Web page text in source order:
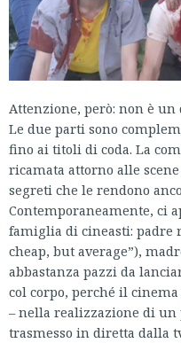
Attenzione, però: non è
Le due parti sono
fino ai titoli di coda. La
ricamata attorno alle
segreti che le rendono
Contemporaneamente, ci
famiglia di cineasti: padre
cheap, but average”),
abbastanza pazzi da
col corpo, perché il
– nella realizzazione di un
trasmesso in diretta dalla